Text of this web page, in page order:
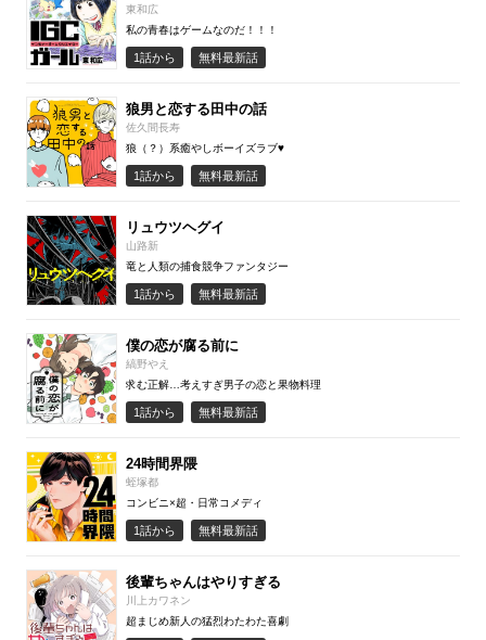
東和広
私の青春はゲームなのだ！！！
1話から 無料最新話
狼男と恋する田中の話
佐久間長寿
狼（？）系癒やしボーイズラブ♥
1話から 無料最新話
リュウツヘグイ
山路新
竜と人類の捕食競争ファンタジー
1話から 無料最新話
僕の恋が腐る前に
縞野やえ
求む正解…考えすぎ男子の恋と果物料理
1話から 無料最新話
24時間界隈
蛭塚都
コンビニ×超・日常コメディ
1話から 無料最新話
後輩ちゃんはやりすぎる
川上カワネン
超まじめ新人の猛烈わたわた喜劇